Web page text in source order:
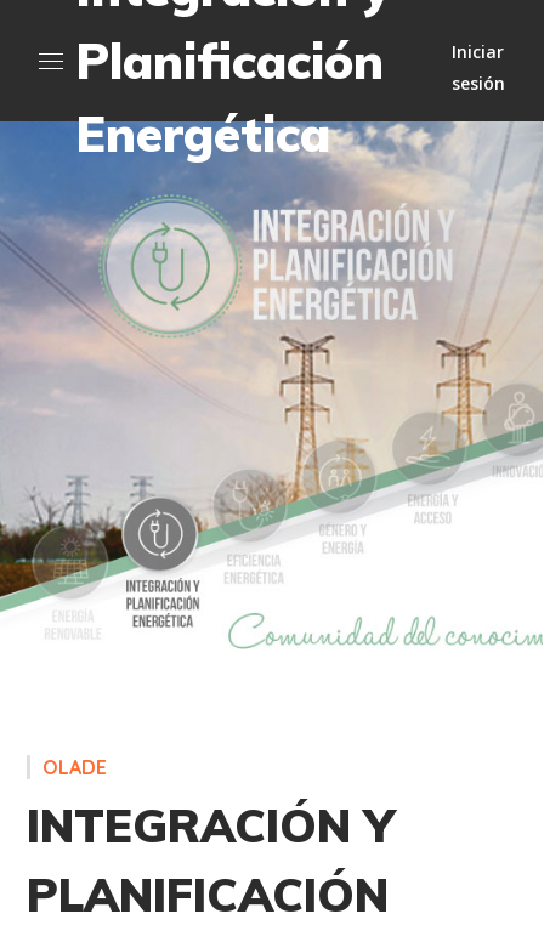
Planificación
Energética
Iniciar
sesión
OLADE
INTEGRACIÓN Y
PLANIFICACIÓN